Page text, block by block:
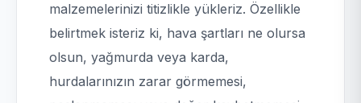
malzemelerinizi titizlikle yükleriz. Özellikle
belirtmek isteriz ki, hava şartları ne olursa
olsun, yağmurda veya karda,
hurdalarınızın zarar görmemesi,